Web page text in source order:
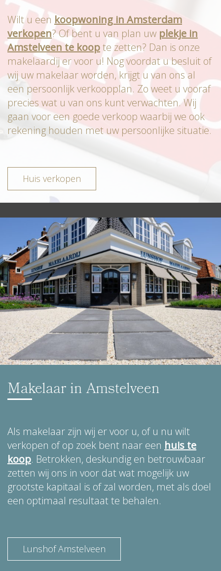
Wilt u een koopwoning in Amsterdam
verkopen? Of bent u van plan uw plekje in
Amstelveen te koopte zetten? Dan is onze
makelaardij er voor u! Nog voordat u besluit of
wij uw makelaar worden, krijgt u van ons al
een persoonlijk verkoopplan. Zo weet u vooraf
precies wat u van ons kunt verwachten. Wij
gaan voor een goede verkoop waarbij we ook
rekening houden met uw persoonlijke situatie.
Huis verkopen
Makelaar in Amstelveen
Als makelaar zijn wij er voor u, of u nu wilt
verkopen of op zoek bent naar een huis te
koop. Betrokken, deskundig en betrouwbaar
zetten wij ons in voor dat wat mogelijk uw
grootste kapitaal is of zal worden, met als doel
een optimaal resultaat te behalen.
Lunshof Amstelveen